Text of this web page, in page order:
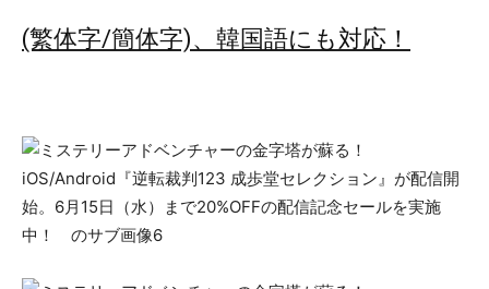
(繁体字/簡体字)、韓国語にも対応！